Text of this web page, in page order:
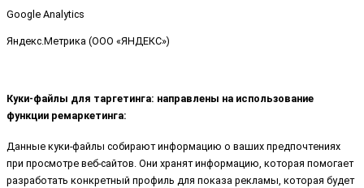
Google Analytics
Яндекс.Метрика (ООО «ЯНДЕКС»)
Куки-файлы для таргетинга: направлены на использование
функции ремаркетинга:
Данные куки-файлы собирают информацию о ваших предпочтениях
при просмотре веб-сайтов. Они хранят информацию, которая помогает
разработать конкретный профиль для показа рекламы, которая будет